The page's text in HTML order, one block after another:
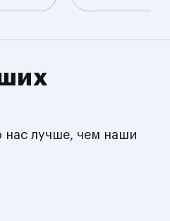
нас лучше, чем наши